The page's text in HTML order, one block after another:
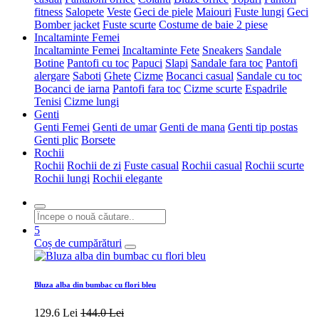
fitness Salopete Veste Geci de piele Maiouri Fuste lungi Geci
Bomber jacket Fuste scurte Costume de baie 2 piese
Incaltaminte Femei
Incaltaminte Femei Incaltaminte Fete Sneakers Sandale
Botine Pantofi cu toc Papuci Slapi Sandale fara toc Pantofi
alergare Saboti Ghete Cizme Bocanci casual Sandale cu toc
Bocanci de iarna Pantofi fara toc Cizme scurte Espadrile
Tenisi Cizme lungi
Genti
Genti Femei Genti de umar Genti de mana Genti tip postas
Genti plic Borsete
Rochii
Rochii Rochii de zi Fuste casual Rochii casual Rochii scurte
Rochii lungi Rochii elegante
5
Coș de cumpărături
Bluza alba din bumbac cu flori bleu
129.6 Lei 144.0 Lei